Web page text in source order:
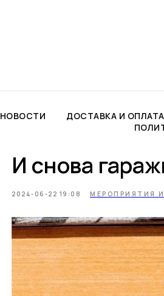
НОВОСТИ ДОСТАВКА И ОПЛАТА
И снова
2024-06-22 19:08 МЕРОПРИЯТИЯ